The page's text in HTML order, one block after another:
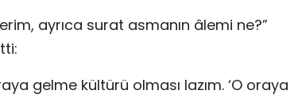
ayrıca surat asmanın âlemi ne?”
gelme kültürü olması lazım. ‘O oraya